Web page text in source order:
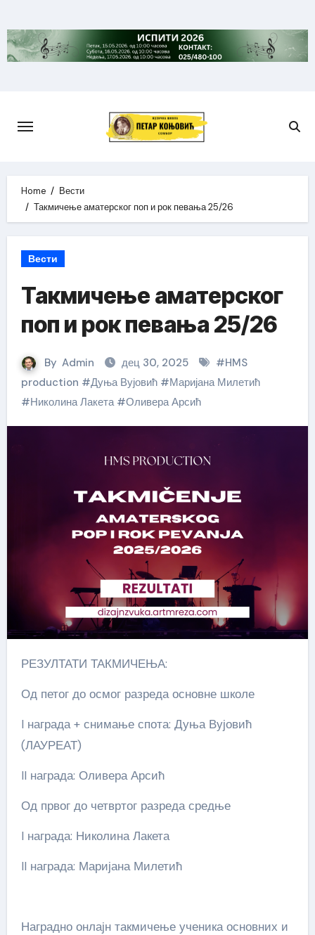
to
content
Home
Вести
Такмичење аматерског поп и рок певања 25/26
Вести
Такмичење аматерског
поп и рок певања 25/26
By Admin дец 30, 2025 #HMS
production #Дуња Вујовић#Маријана Милетић
#Николина Лакета#Оливера Арсић
РЕЗУЛТАТИ ТАКМИЧЕЊА:
Од петог до осмог разреда основне школе
I награда + снимање спота: Дуња Вујовић
(ЛАУРЕАТ)
II награда: Оливера Арсић
Од првог до четвртог разреда средње
I награда: Николина Лакета
II награда: Маријана Милетић
Наградно онлајн такмичење ученика основних и